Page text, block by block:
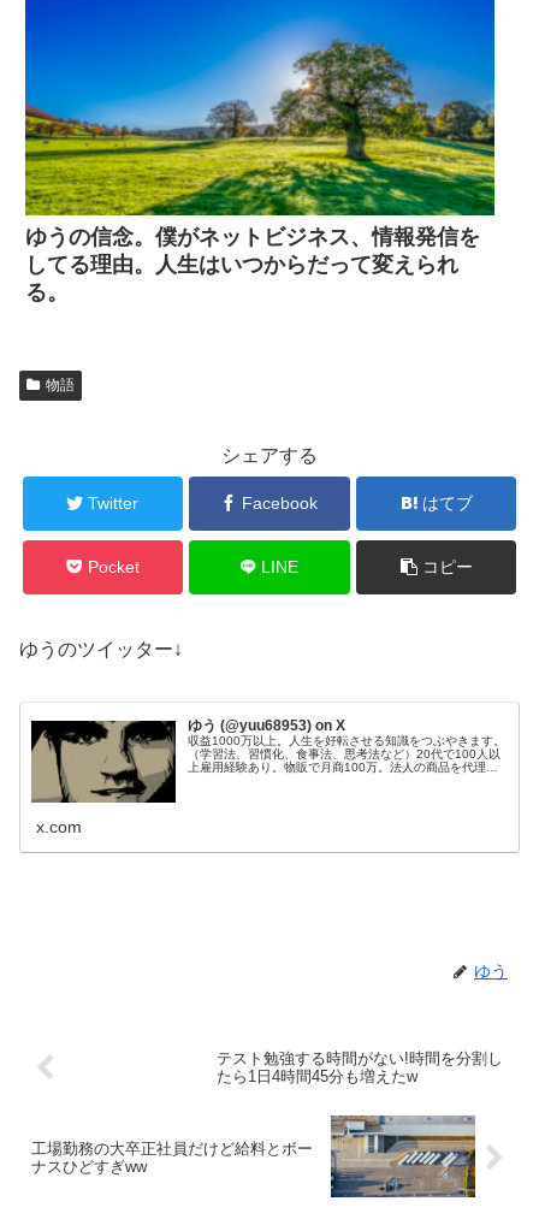
ゆうの信念。僕がネットビジネス、情報発信を
してる理由。人生はいつからだって変えられ
る。
物語
シェアする
Twitter Facebook はてブ
Pocket LINE コピー
ゆうのツイッター↓
ゆう (@yuu68953) on X
収益1000万以上。人生を好転させる知識をつぶやきます。
（学習法、習慣化、食事法、思考法など）20代で100人以
上雇用経験あり。物販で月商100万。法人の商品を代理販
x.com
ゆう
テスト勉強する時間がない!時間を分割し
たら1日4時間45分も増えたw
工場勤務の大卒正社員だけど給料とボー
ナスひどすぎww